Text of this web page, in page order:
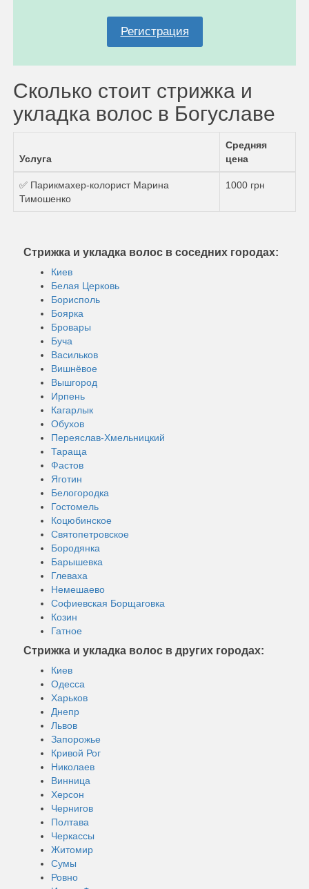
Регистрация
Сколько стоит стрижка и
укладка волос в Богуславе
Услуга
Средняя
цена
✅ Парикмахер-колорист Марина
Тимошенко
1000 грн
Стрижка и укладка волос в соседних городах:
Киев
Белая Церковь
Борисполь
Боярка
Бровары
Буча
Васильков
Вишнёвое
Вышгород
Ирпень
Кагарлык
Обухов
Переяслав-Хмельницкий
Тараща
Фастов
Яготин
Белогородка
Гостомель
Коцюбинское
Святопетровское
Бородянка
Барышевка
Глеваха
Немешаево
Софиевская Борщаговка
Козин
Гатное
Стрижка и укладка волос в других городах:
Киев
Одесса
Харьков
Днепр
Львов
Запорожье
Кривой Рог
Николаев
Винница
Херсон
Чернигов
Полтава
Черкассы
Житомир
Сумы
Ровно